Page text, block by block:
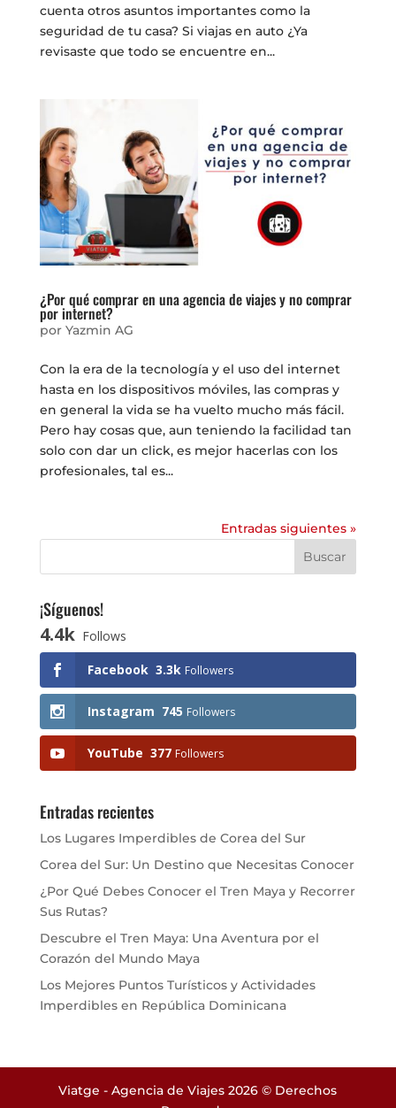
cuenta otros asuntos importantes como la
seguridad de tu casa? Si viajas en auto ¿Ya
revisaste que todo se encuentre en...
¿Por qué comprar en una agencia de viajes y no comprar
por internet?
por Yazmin AG
Con la era de la tecnología y el uso del internet
hasta en los dispositivos móviles, las compras y
en general la vida se ha vuelto mucho más fácil.
Pero hay cosas que, aun teniendo la facilidad tan
solo con dar un click, es mejor hacerlas con los
profesionales, tal es...
Entradas siguientes »
¡Síguenos!
4.4k Follows
Facebook 3.3k Followers
Instagram 745 Followers
YouTube 377 Followers
Entradas recientes
Los Lugares Imperdibles de Corea del Sur
Corea del Sur: Un Destino que Necesitas Conocer
¿Por Qué Debes Conocer el Tren Maya y Recorrer
Sus Rutas?
Descubre el Tren Maya: Una Aventura por el
Corazón del Mundo Maya
Los Mejores Puntos Turísticos y Actividades
Imperdibles en República Dominicana
Viatge - Agencia de Viajes 2026 © Derechos